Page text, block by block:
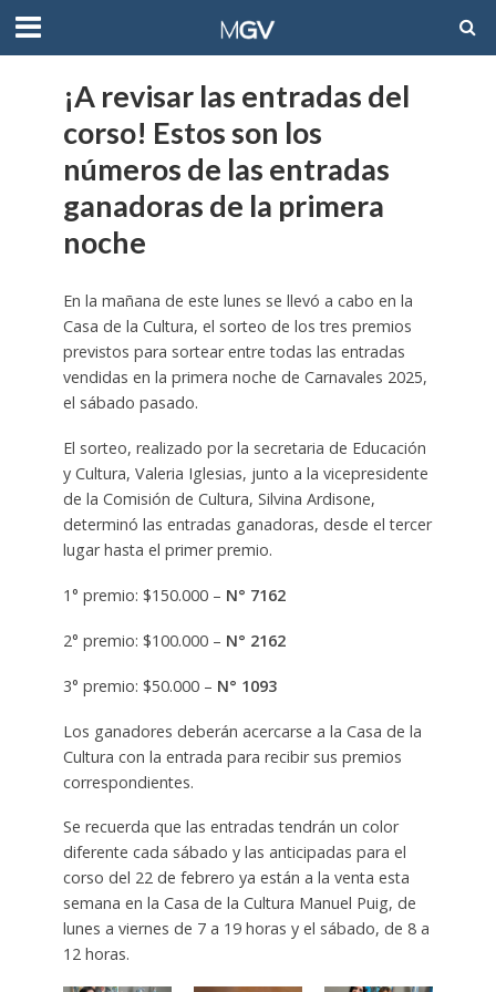
¡A revisar las entradas del
corso! Estos son los
números de las entradas
ganadoras de la primera
noche
En la mañana de este lunes se llevó a cabo en la
Casa de la Cultura, el sorteo de los tres premios
previstos para sortear entre todas las entradas
vendidas en la primera noche de Carnavales 2025,
el sábado pasado.
El sorteo, realizado por la secretaria de Educación
y Cultura, Valeria Iglesias, junto a la vicepresidente
de la Comisión de Cultura, Silvina Ardisone,
determinó las entradas ganadoras, desde el tercer
lugar hasta el primer premio.
1° premio: $150.000 – N° 7162
2° premio: $100.000 – N° 2162
3° premio: $50.000 – N° 1093
Los ganadores deberán acercarse a la Casa de la
Cultura con la entrada para recibir sus premios
correspondientes.
Se recuerda que las entradas tendrán un color
diferente cada sábado y las anticipadas para el
corso del 22 de febrero ya están a la venta esta
semana en la Casa de la Cultura Manuel Puig, de
lunes a viernes de 7 a 19 horas y el sábado, de 8 a
12 horas.